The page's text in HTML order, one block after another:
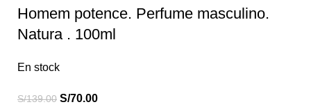
Homem potence. Perfume masculino.
Natura . 100ml
En stock
S/139.00 S/70.00